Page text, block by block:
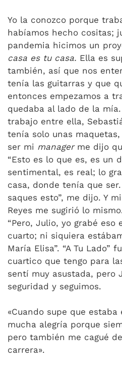
Yo la conozco porque
habíamos hecho cositas;
pandemia hicimos un
casa es tu casa. Ella es
también, así que nos
tenía las guitarras y que
entonces empezamos a
quedaba al lado de la
trabajo entre ella,
tenía solo unas
ser mi managerme dijo
“Esto es lo que es, es un
sentimental, es real; lo
casa, donde tenía que
saques esto”, me dijo. Y
Reyes me sugirió lo
“Pero, Julio, yo grabé eso
cuarto; ni siquiera
María Elisa”. “A Tu Lado”
cuartico que tengo para
sentí muy asustada, pero
seguridad y seguimos.
«Cuando supe que
mucha alegría porque
pero también me cagué
carrera».